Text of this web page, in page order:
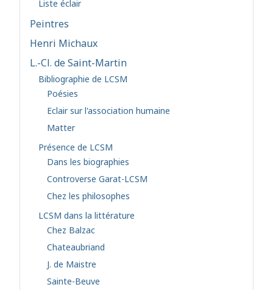
Liste éclair
Peintres
Henri Michaux
L.-Cl. de Saint-Martin
Bibliographie de LCSM
Poésies
Eclair sur l'association humaine
Matter
Présence de LCSM
Dans les biographies
Controverse Garat-LCSM
Chez les philosophes
LCSM dans la littérature
Chez Balzac
Chateaubriand
J. de Maistre
Sainte-Beuve